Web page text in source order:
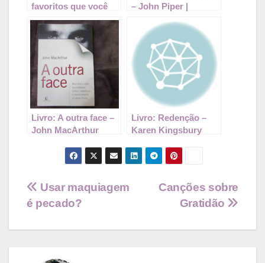
favoritos que você
precisa muito
conhecer
– John Piper |
Livro: A outra face –
John MacArthur
Livro: Redenção –
Karen Kingsbury
Navegação
de
Canções sobre
Gratidão
Usar maquiagem
é pecado?